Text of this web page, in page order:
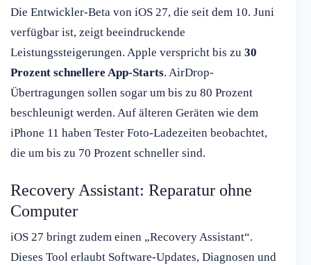
Die Entwickler-Beta von iOS 27, die seit dem 10. Juni
verfügbar ist, zeigt beeindruckende
Leistungssteigerungen. Apple verspricht bis zu 30
Prozent schnellere App-Starts. AirDrop-
Übertragungen sollen sogar um bis zu 80 Prozent
beschleunigt werden. Auf älteren Geräten wie dem
iPhone 11 haben Tester Foto-Ladezeiten beobachtet,
die um bis zu 70 Prozent schneller sind.
Recovery Assistant: Reparatur ohne
Computer
iOS 27 bringt zudem einen „Recovery Assistant“.
Dieses Tool erlaubt Software-Updates, Diagnosen und